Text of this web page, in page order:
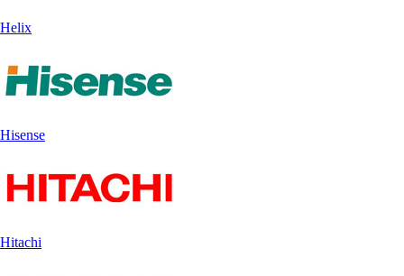
Helix
Hisense
Hitachi